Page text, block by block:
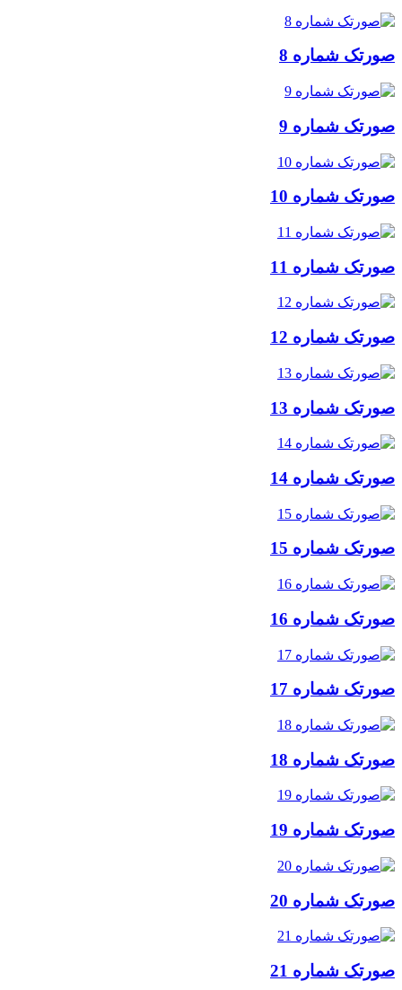
شماره 8
شماره 9
شماره 10
شماره 11
شماره 12
شماره 13
شماره 14
شماره 15
شماره 16
شماره 17
شماره 18
شماره 19
شماره 20
شماره 21